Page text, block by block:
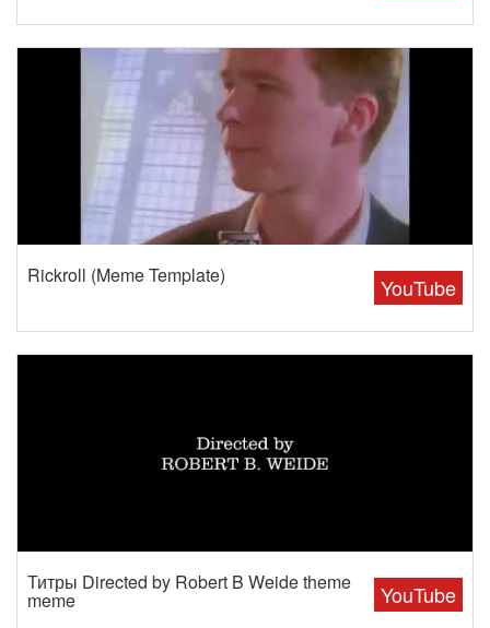
YouTube
Rickroll (Meme Template)
YouTube
Титры Directed by Robert B Weide theme
meme